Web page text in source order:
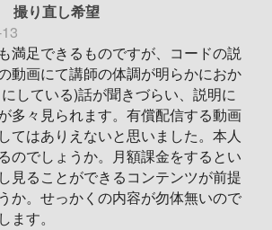
撮り直し希望
満足できるものですが、コードの説
動画にて講師の体調が明らかにおか
している)話が聞きづらい、説明に
多々見られます。有償配信する動画
てはありえないと思いました。本人
のでしょうか。月額課金をするとい
見ることができるコンテンツが前提
か。せっかくの内容が勿体無いので
ます。